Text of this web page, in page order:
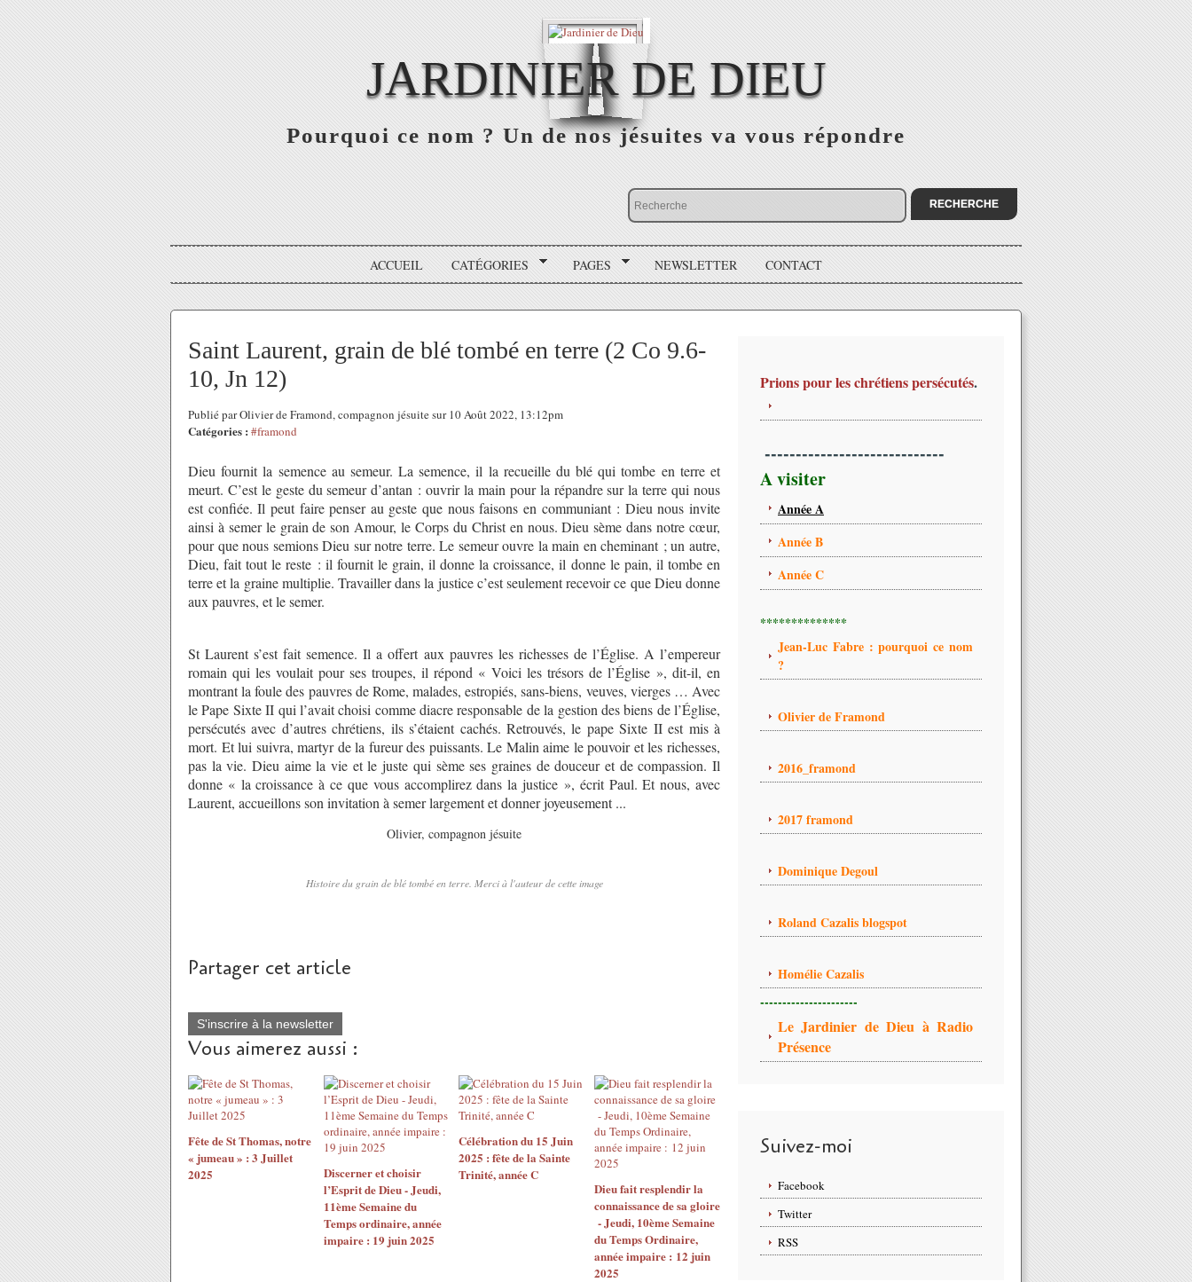
JARDINIER DE DIEU
Pourquoi ce nom ? Un de nos jésuites va vous répondre
ACCUEIL CATÉGORIES PAGES NEWSLETTER CONTACT
Saint Laurent, grain de blé tombé en terre (2 Co 9.6-
10, Jn 12)
Publié par Olivier de Framond, compagnon jésuite sur 10 Août 2022, 13:12pm
Catégories : #framond
Dieu fournit la semence au semeur. La semence, il la recueille du blé qui tombe en terre et
meurt. C’est le geste du semeur d’antan : ouvrir la main pour la répandre sur la terre qui nous
est confiée. Il peut faire penser au geste que nous faisons en communiant : Dieu nous invite
ainsi à semer le grain de son Amour, le Corps du Christ en nous. Dieu sème dans notre cœur,
pour que nous semions Dieu sur notre terre. Le semeur ouvre la main en cheminant ; un autre,
Dieu, fait tout le reste : il fournit le grain, il donne la croissance, il donne le pain, il tombe en
terre et la graine multiplie. Travailler dans la justice c’est seulement recevoir ce que Dieu donne
aux pauvres, et le semer.
St Laurent s’est fait semence. Il a offert aux pauvres les richesses de l’Église. A l’empereur
romain qui les voulait pour ses troupes, il répond « Voici les trésors de l’Église », dit-il, en
montrant la foule des pauvres de Rome, malades, estropiés, sans-biens, veuves, vierges … Avec
le Pape Sixte II qui l’avait choisi comme diacre responsable de la gestion des biens de l’Église,
persécutés avec d’autres chrétiens, ils s’étaient cachés. Retrouvés, le pape Sixte II est mis à
mort. Et lui suivra, martyr de la fureur des puissants. Le Malin aime le pouvoir et les richesses,
pas la vie. Dieu aime la vie et le juste qui sème ses graines de douceur et de compassion. Il
donne « la croissance à ce que vous accomplirez dans la justice », écrit Paul. Et nous, avec
Laurent, accueillons son invitation à semer largement et donner joyeusement ...
Olivier, compagnon jésuite
Histoire du grain de blé tombé en terre. Merci à l'auteur de cette image
Partager cet article
S'inscrire à la newsletter
Vous aimerez aussi :
Fête de St Thomas, notre
« jumeau » : 3 Juillet
2025
Discerner et choisir
l’Esprit de Dieu - Jeudi,
11ème Semaine du
Temps ordinaire, année
impaire : 19 juin 2025
Célébration du 15 Juin
2025 : fête de la Sainte
Trinité, année C
Dieu fait resplendir la
connaissance de sa gloire
- Jeudi, 10ème Semaine
du Temps Ordinaire,
année impaire : 12 juin
2025
Prions pour les chrétiens persécutés.
-----------------------------
A visiter
Année A
Année B
Année C
**************
Jean-Luc Fabre : pourquoi ce nom
?
Olivier de Framond
2016_framond
2017 framond
Dominique Degoul
Roland Cazalis blogspot
Homélie Cazalis
----------------------
Le Jardinier de Dieu à Radio
Présence
Suivez-moi
Facebook
Twitter
RSS